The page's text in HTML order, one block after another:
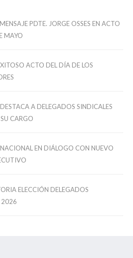
PDTE. JORGE OSSES EN ACTO
MAYO
ACTO DEL DÍA DE LOS
A DELEGADOS SINDICALES
CARGO
EN DIÁLOGO CON NUEVO
ELECCIÓN DELEGADOS
2026